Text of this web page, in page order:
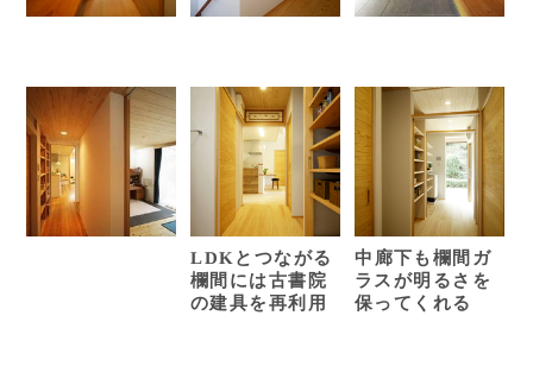
LDKとつながる
欄間には古書院
の建具を再利用
中廊下も欄間ガ
ラスが明るさを
保ってくれる